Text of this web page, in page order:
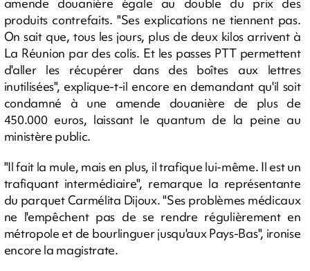
produits contrefaits. "Ses explications ne tiennent pas.
On sait que, tous les jours, plus de deux kilos arrivent à
La Réunion par des colis. Et les passes PTT permettent
d'aller les récupérer dans des boîtes aux lettres
inutilisées", explique-t-il encore en demandant qu'il soit
condamné à une amende douanière de plus de
450.000 euros, laissant le quantum de la peine au
ministère public.
"Il fait la mule, mais en plus, il trafique lui-même. Il est un
trafiquant intermédiaire", remarque la représentante
du parquet Carmélita Dijoux. "Ses problèmes médicaux
ne l'empêchent pas de se rendre régulièrement en
métropole et de bourlinguer jusqu'aux Pays-Bas", ironise
encore la magistrate.